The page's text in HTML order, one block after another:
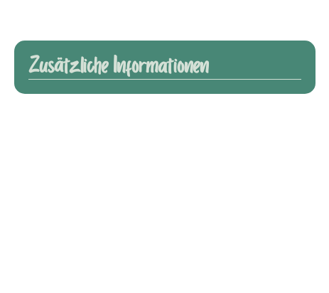
Zusätzliche Informationen